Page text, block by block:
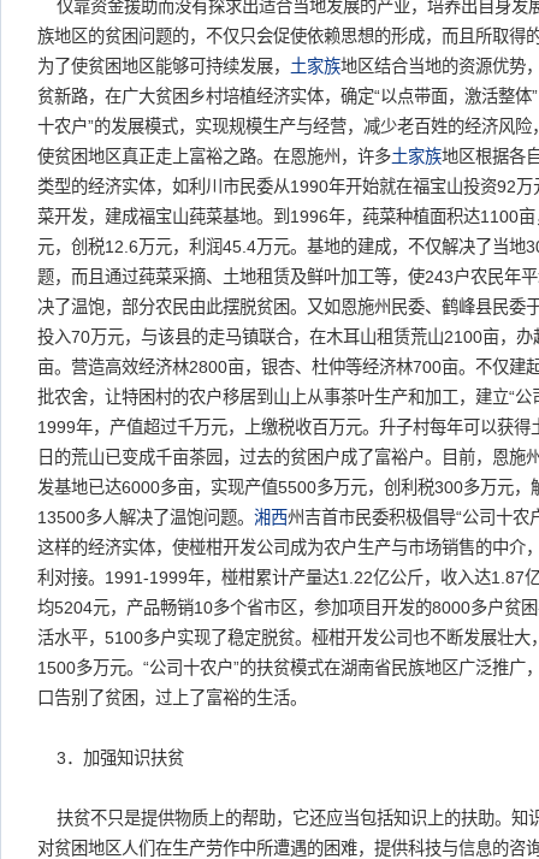
仅靠资金援助而没有探求出适合当地发展的产业，培养出自身发
族地区的贫困问题的，不仅只会促使依赖思想的形成，而且所取得
为了使贫困地区能够可持续发展， 土家族地区结合当地的资源优势
贫新路，在广大贫困乡村培植经济实体，确定“以点带面，激活整体
十农户”的发展模式，实现规模生产与经营，减少老百姓的经济风险
使贫困地区真正走上富裕之路。在恩施州，许多土家族地区根据各
类型的经济实体，如利川市民委从1990年开始就在福宝山投资92
菜开发，建成福宝山莼菜基地。到1996年，莼菜种植面积达1100
元，创税12.6万元，利润45.4万元。基地的建成，不仅解决了当地
题，而且通过莼菜采摘、土地租赁及鲜叶加工等，使243户农民年
决了温饱，部分农民由此摆脱贫困。又如恩施州民委、鹤峰县民委
投入70万元，与该县的走马镇联合，在木耳山租赁荒山2100亩，
亩。营造高效经济林2800亩，银杏、杜仲等经济林700亩。不仅建
批农舍，让特困村的农户移居到山上从事茶叶生产和加工，建立“公
1999年，产值超过千万元，上缴税收百万元。升子村每年可以获
日的荒山已变成千亩茶园，过去的贫困户成了富裕户。目前，恩施
发基地已达6000多亩，实现产值5500多万元，创利税300多万元，
13500多人解决了温饱问题。 湘西州吉首市民委积极倡导“公司十农
这样的经济实体，使椪柑开发公司成为农户生产与市场销售的中介
利对接。1991-1999年，椪柑累计产量达1.22亿公斤，收入达1.87
均5204元，产品畅销10多个省市区，参加项目开发的8000多户贫
活水平，5100多户实现了稳定脱贫。桠柑开发公司也不断发展壮大
1500多万元。“公司十农户”的扶贫模式在湖南省民族地区广泛推广
口告别了贫困，过上了富裕的生活。
3．加强知识扶贫
扶贫不只是提供物质上的帮助，它还应当包括知识上的扶助。知
对贫困地区人们在生产劳作中所遭遇的困难，提供科技与信息的咨